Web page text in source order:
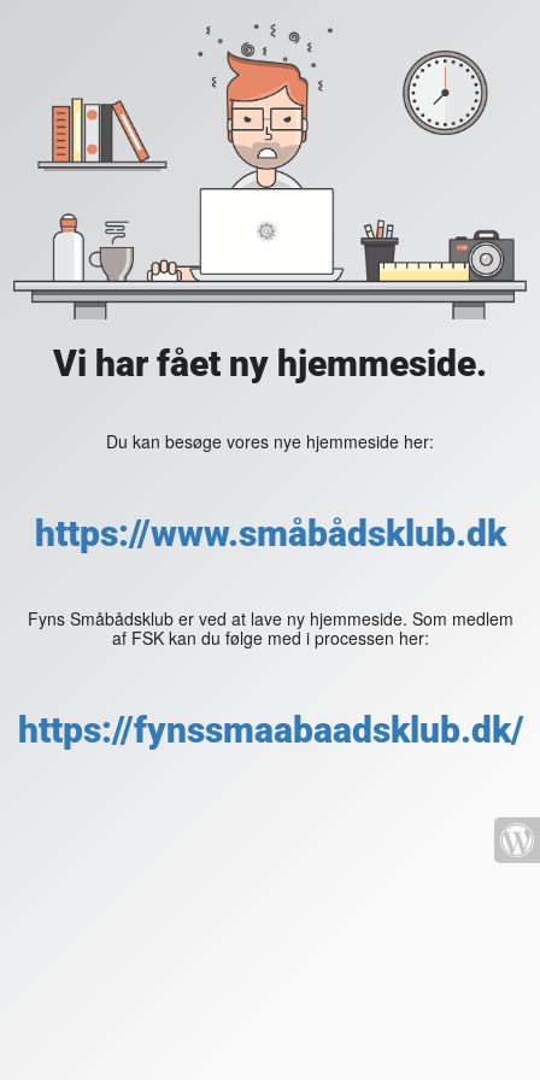
Vi har fået ny hjemmeside.
Du kan besøge vores nye hjemmeside her:
https://www.småbådsklub.dk
Fyns Småbådsklub er ved at lave ny hjemmeside. Som medlem
af FSK kan du følge med i processen her:
https://fynssmaabaadsklub.dk/